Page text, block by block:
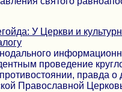
У Церкви и
проведение
правда
Православной